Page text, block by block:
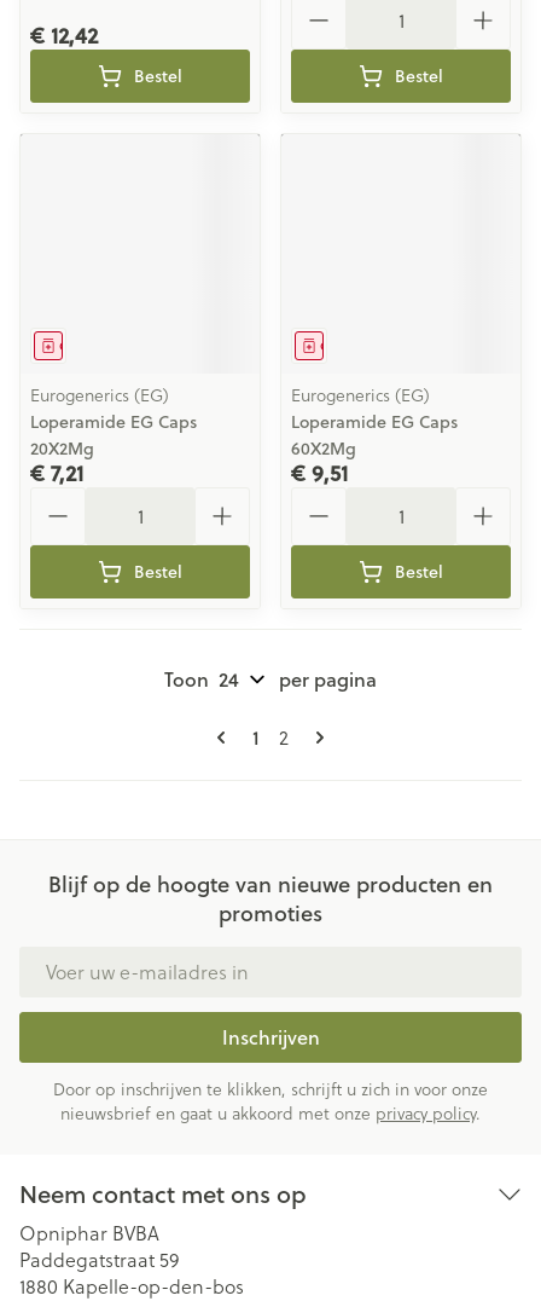
€ 12,42
Bestel Bestel
Geneesmiddel
Eurogenerics (EG)
Loperamide EG Caps
20X2Mg
€ 7,21
Bestel
Geneesmiddel
Eurogenerics (EG)
Loperamide EG Caps
60X2Mg
€ 9,51
Bestel
Pagina's
U lees momenteel pagina
1 Pagina
2
Toon per pagina
Blijf op de hoogte van nieuwe producten en
promoties
Inschrijven
Door op inschrijven te klikken, schrijft u zich in voor onze
nieuwsbrief en gaat u akkoord met onze privacy policy.
Neem contact met ons op
Opniphar BVBA
Paddegatstraat 59
1880 Kapelle-op-den-bos